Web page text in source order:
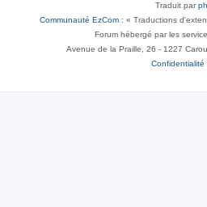
Traduit par
Communauté EzCom : « Traductions
Forum hébergé par les
Avenue de la Praille, 26 - 1227
Confidentialité